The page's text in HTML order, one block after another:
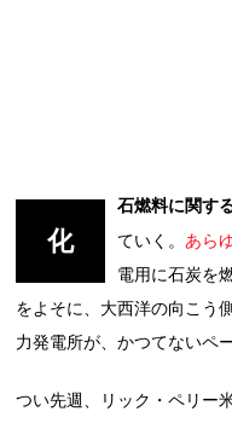
化
石燃料に関す
ていく。 あら
電用に石炭を
をよそに、大西洋の向こう
力発電所が、かつてないペ
つい先週、リック・ペリー